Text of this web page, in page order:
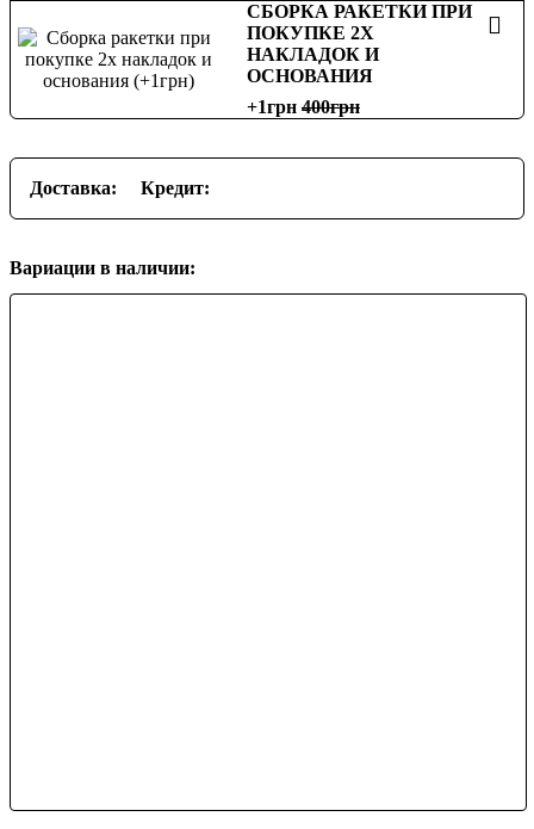
СБОРКА РАКЕТКИ ПРИ
ПОКУПКЕ 2Х
НАКЛАДОК И
ОСНОВАНИЯ
+1грн 400
Доставка: Кредит:
Вариации в наличии: